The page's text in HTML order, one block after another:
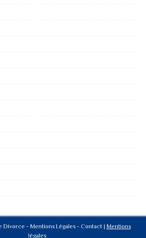
Divorce - Mentions Légales - Contact | Mentions
légales